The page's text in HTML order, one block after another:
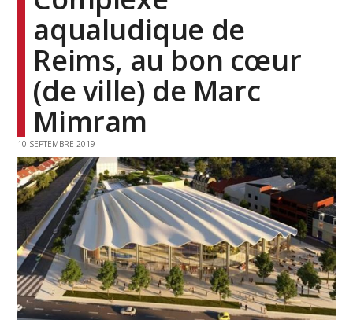
aqualudique de
Reims, au bon cœur
(de ville) de Marc
Mimram
10 SEPTEMBRE 2019